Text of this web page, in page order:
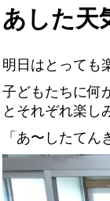
あした天
明日はとっても
子どもたちに何
とそれぞれ楽
「あ〜したて